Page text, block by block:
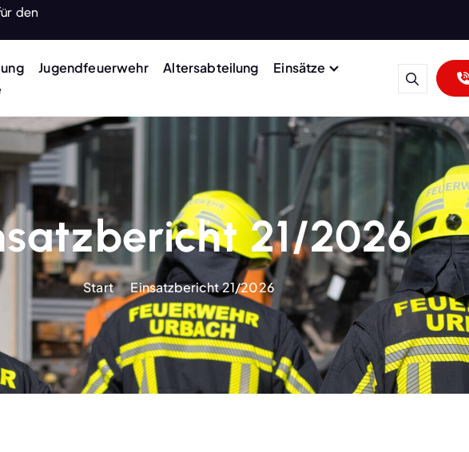
den
Jugendfeuerwehr Altersabteilung
Einsätze
21/2026
Start Einsatzbericht 21/2026